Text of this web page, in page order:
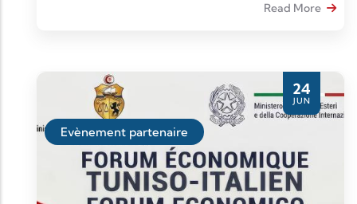
organisée par la Technopole de Sfax, Le Centre
de Recherche Numérique de Sfax (CRNS), la
Tunisian Automotive Association (TAA) et le
Cluster Mécatronique.
Read More
24
JUN
Evènement partenaire